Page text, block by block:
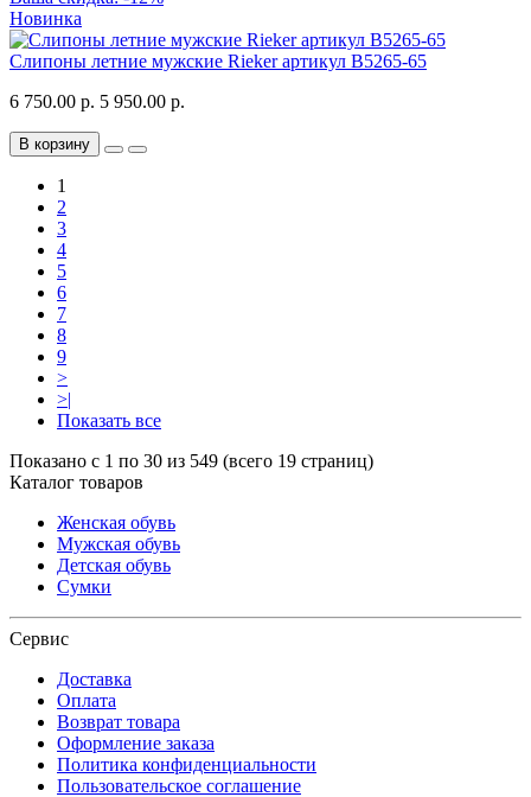
Новинка
Слипоны летние мужские Rieker артикул B5265-65
6 750.00 р. 5 950.00 р.
В корзину
1
2
3
4
5
6
7
8
9
>
>|
Показать все
Показано с 1 по 30 из 549 (всего 19 страниц)
Каталог товаров
Женская обувь
Мужская обувь
Детская обувь
Сумки
Сервис
Доставка
Оплата
Возврат товара
Оформление заказа
Политика конфиденциальности
Пользовательское соглашение